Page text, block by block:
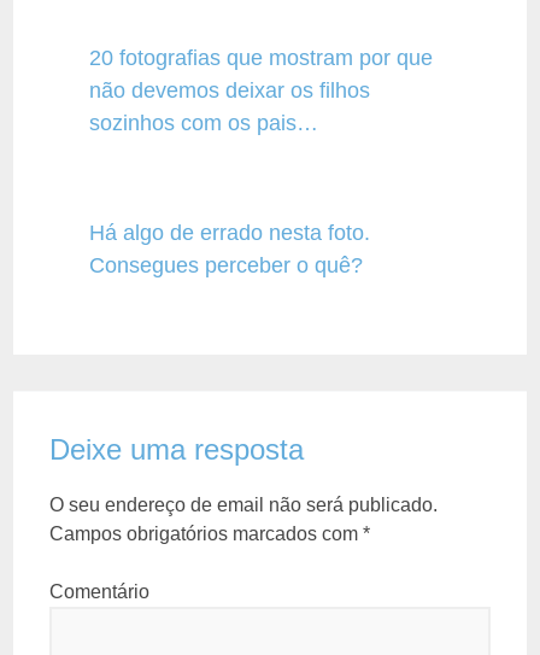
20 fotografias que mostram por que
não devemos deixar os filhos
sozinhos com os pais…
Há algo de errado nesta foto.
Consegues perceber o quê?
Deixe uma resposta
O seu endereço de email não será publicado.
Campos obrigatórios marcados com*
Comentário